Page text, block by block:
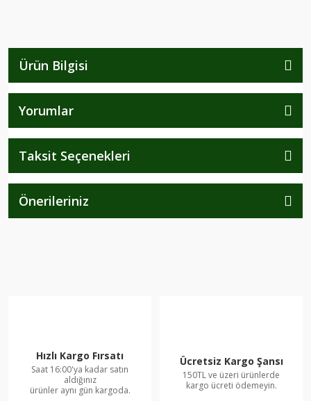
Ürün Bilgisi
Yorumlar
Taksit Seçenekleri
Önerileriniz
Hızlı Kargo Fırsatı
Saat 16:00'ya kadar satın
aldığınız
ürünler aynı gün kargoda.
Ücretsiz Kargo Şansı
150TL ve üzeri ürünlerde
kargo ücreti ödemeyin.